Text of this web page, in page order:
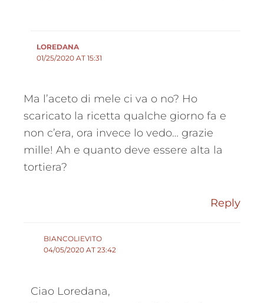
LOREDANA
01/25/2020 AT 15:31
Ma l’aceto di mele ci va o no? Ho
scaricato la ricetta qualche giorno fa e
non c’era, ora invece lo vedo… grazie
mille! Ah e quanto deve essere alta la
tortiera?
Reply
BIANCOLIEVITO
04/05/2020 AT 23:42
Ciao Loredana,